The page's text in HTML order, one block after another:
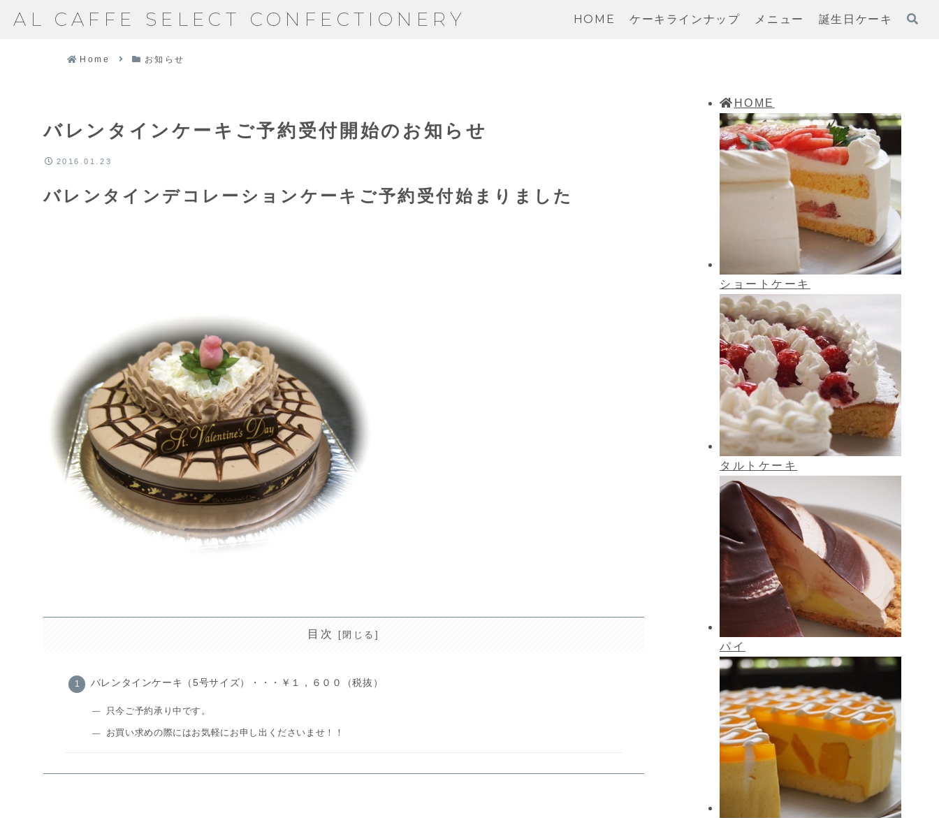
AL CAFFE SELECT CONFECTIONERY HOME ケーキラインナップ メニュー 誕生日ケーキ
Home お知らせ
バレンタインケーキご予約受付開始のお知らせ
2016.01.23
バレンタインデコレーションケーキご予約受付始まりました
目次
バレンタインケーキ（5号サイズ）・・・￥１，６００（税抜）
只今ご予約承り中です。
お買い求めの際にはお気軽にお申し出くださいませ！！
HOME
ショートケーキ
タルトケーキ
パイ